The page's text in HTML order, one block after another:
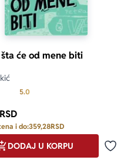
slajdera u levo
šta će od mene biti
5.0
RSD
i do:359,28RSD
DODAJ U KORPU